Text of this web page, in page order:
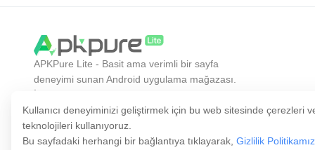
Kullanıcı deneyiminizi geliştirmek için bu web sitesinde çerezleri
teknolojileri kullanıyoruz.
Bu sayfadaki herhangi bir bağlantıya tıklayarak, Gizlilik
APKPure Lite - Basit ama verimli bir sayfa
deneyimi sunan Android uygulama mağazası.
daha güvenli keşfedin.